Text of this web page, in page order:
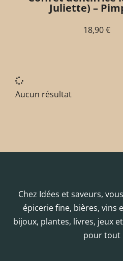
Juliette) –
18,90€
Aucun résultat
Chez Idées et saveurs,
épicerie fine, bières, vins
bijoux, plantes, livres, jeux
pour tout